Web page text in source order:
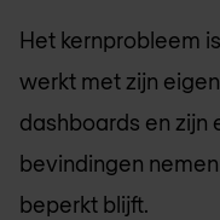
Het kernprobleem
werkt met zijn
dashboards en zijn
bevindingen
beperkt blijft.